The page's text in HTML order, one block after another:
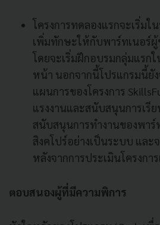
โครงการทดลองแรกจะเริ่มใ
เพิ่มทักษะให้กับพาร์ทเนอร์
โดยจะเริ่มฝึกอบรมกลุ่มแรก
หน้า นอกจากนี้โปรแกรมนี้ยั
แผนการของโครงการ
แรงงานและสนับสนุนการเรี
สนับสนุนการทำงานของพาร์
สิงคโปร์อย่างเป็นระบบ และ
หลังจากการประเมินโครงกา
ตอบสนองผู้ที่มีความพิการ